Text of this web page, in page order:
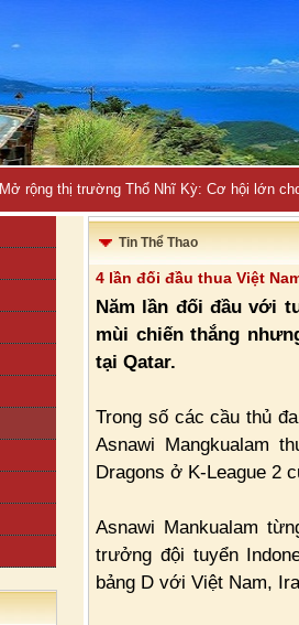
Mở rộng thị trường Thổ Nhĩ Kỳ: Cơ hội lớn
Tin Thể Thao
4 lần đối đầu thua Việt
Năm lần đối đầu với
mùi chiến thắng
tại Qatar.
Trong số các cầu thủ
Asnawi Mangkualam
Dragons ở K-League 2
Asnawi Mankualam
trưởng đội tuyển
bảng D với Việt Nam,